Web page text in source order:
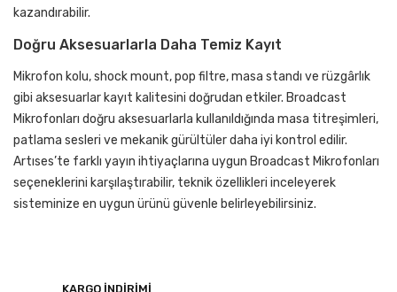
kazandırabilir.
Doğru Aksesuarlarla Daha Temiz Kayıt
Mikrofon kolu, shock mount, pop filtre, masa standı ve rüzgârlık
gibi aksesuarlar kayıt kalitesini doğrudan etkiler. Broadcast
Mikrofonları doğru aksesuarlarla kullanıldığında masa titreşimleri,
patlama sesleri ve mekanik gürültüler daha iyi kontrol edilir.
Artıses’te farklı yayın ihtiyaçlarına uygun Broadcast Mikrofonları
seçeneklerini karşılaştırabilir, teknik özellikleri inceleyerek
sisteminize en uygun ürünü güvenle belirleyebilirsiniz.
KARGO İNDİRİMİ